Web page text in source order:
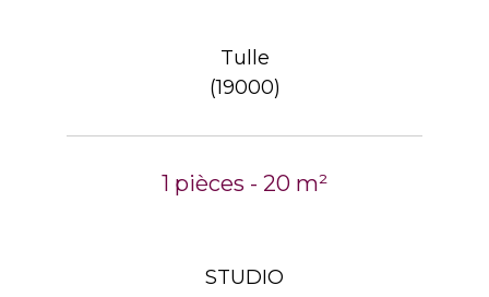
Tulle
(19000)
1 pièces - 20 m²
STUDIO